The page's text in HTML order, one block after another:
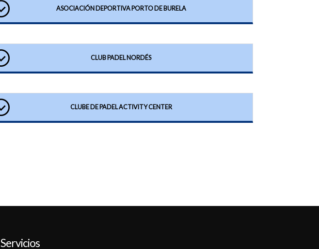
ASOCIACIÓN DEPORTIVA PORTO DE BURELA
CLUB PADEL NORDÉS
CLUBE DE PADEL ACTIVITY CENTER
Servicios